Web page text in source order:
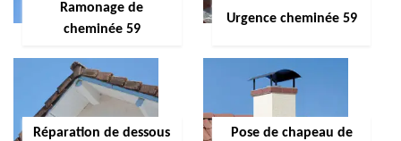
Ramonage de
cheminée 59
Urgence cheminée 59
Réparation de dessous
Pose de chapeau de